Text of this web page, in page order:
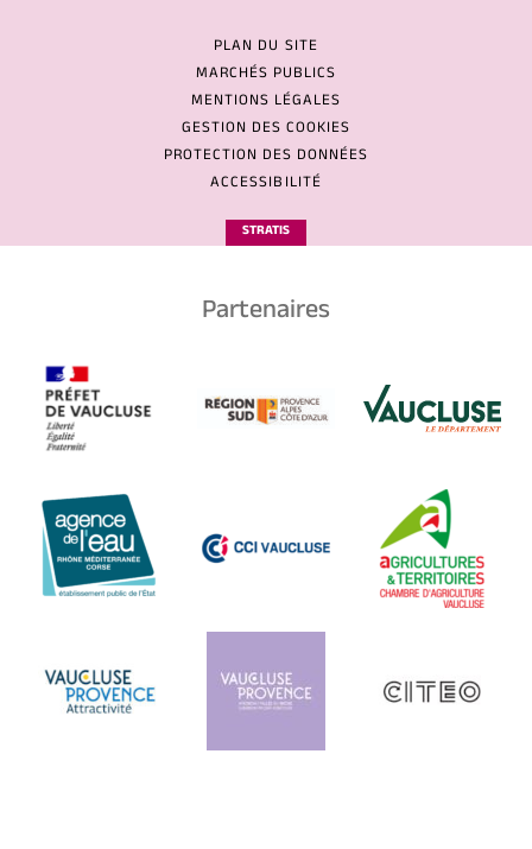
PLAN DU SITE
MARCHÉS PUBLICS
MENTIONS LÉGALES
GESTION DES COOKIES
PROTECTION DES DONNÉES
ACCESSIBILITÉ
STRATIS
Partenaires